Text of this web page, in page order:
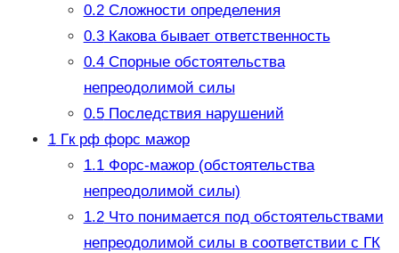
0.2Сложности определения
0.3Какова бывает ответственность
0.4Спорные обстоятельства
непреодолимой силы
0.5Последствия нарушений
1Гк рф форс мажор
1.1Форс-мажор (обстоятельства
непреодолимой силы)
1.2Что понимается под обстоятельствами
непреодолимой силы в соответствии с ГК